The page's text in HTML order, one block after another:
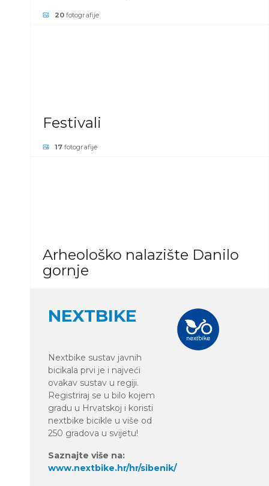
20 fotografije
Festivali
17 fotografije
Arheološko nalazište Danilo
gornje
POGLEDAJ GALERIJU
NEXTBIKE
Nextbike sustav javnih
bicikala prvi je i najveći
ovakav sustav u regiji.
Registriraj se u bilo kojem
gradu u Hrvatskoj i koristi
nextbike bicikle u više od
250 gradova u svijetu!
Saznajte više na:
www.nextbike.hr/hr/sibenik/